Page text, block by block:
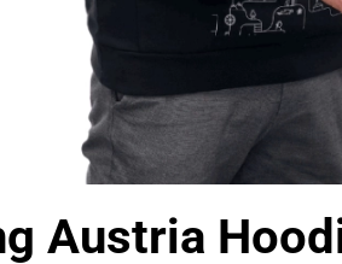
Austria